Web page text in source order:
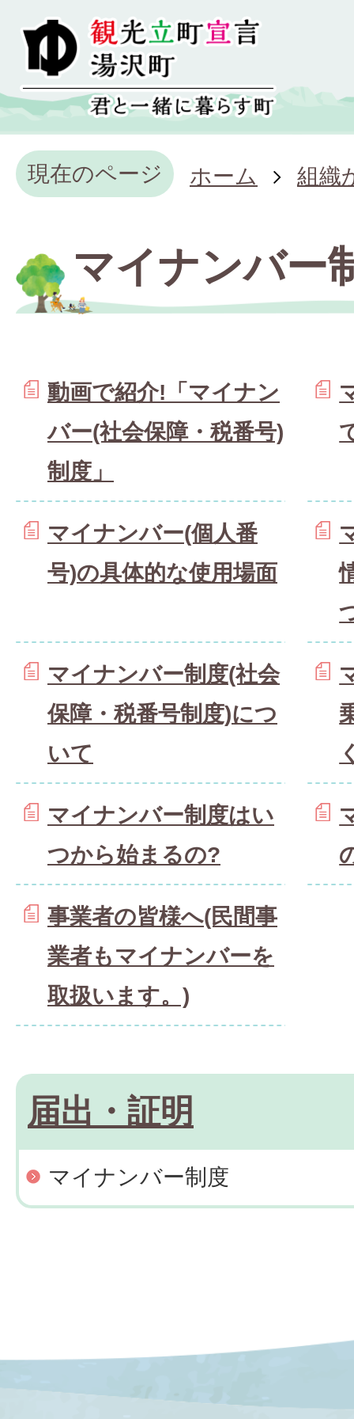
現在のページ ホーム 組織
マイナンバー
動画で紹介!「マイナン
バー(社会保障・税番号)
制度」
マイナンバー(個人番
号)の具体的な使用場面
マイナンバー制度(社会
保障・税番号制度)につ
いて
マイナンバー制度はい
つから始まるの?
事業者の皆様へ(民間事
業者もマイナンバーを
取扱います。)
届出・証明
マイナンバー制度